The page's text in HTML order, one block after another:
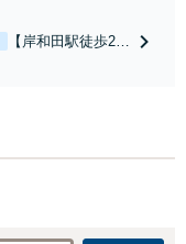
【岸和田駅徒歩2
ご相談を。